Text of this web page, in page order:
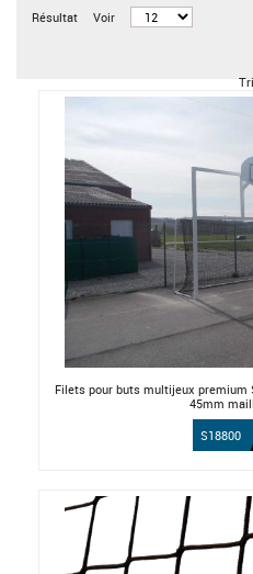
Résultat Voir
Filets pour buts multijeux premium
45mm
S18800